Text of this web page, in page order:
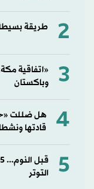
2 طريقة بسيطة
3
«اتفاقية
وباكستان
4
هل ضللت
قادتها
5
التوتر